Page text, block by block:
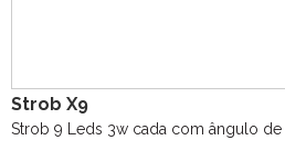
Strob X9
Strob 9 Leds 3w cada com ângulo de